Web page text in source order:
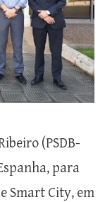
(PSDB-
para
Smart City, em